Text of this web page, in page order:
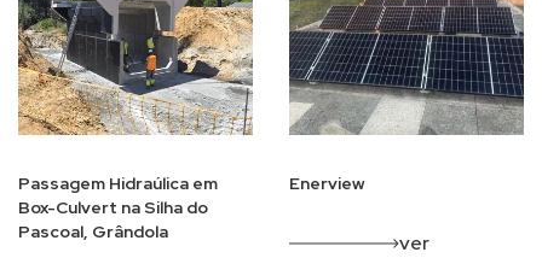
Passagem Hidraúlica em
Box-Culvert na Silha do
Pascoal, Grândola
Enerview
ver